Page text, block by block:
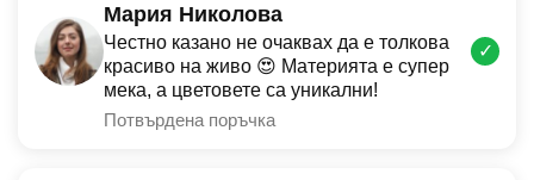
Мария Николова
Честно казано не очаквах да е толкова
красиво на живо 😍 Материята е супер
мека, а цветовете са уникални!
Потвърдена поръчка
✓